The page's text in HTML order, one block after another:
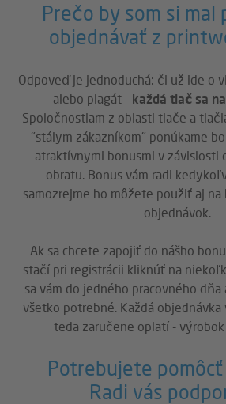
Prečo by som si mal
objednávať z
Odpoveď je jednoduchá: či už ide o
alebo plagát – každá tlač sa
Spoločnostiam z oblasti tlače a
"stálym zákazníkom" ponúkame
atraktívnymi bonusmi v závislosti
obratu. Bonus vám radi
samozrejme ho môžete použiť aj na
objednávok.
Ak sa chcete zapojiť do nášho
stačí pri registrácii kliknúť na
sa vám do jedného pracovného
všetko potrebné. Každá
teda zaručene oplatí - výrobok
Potrebujete
Radi vás